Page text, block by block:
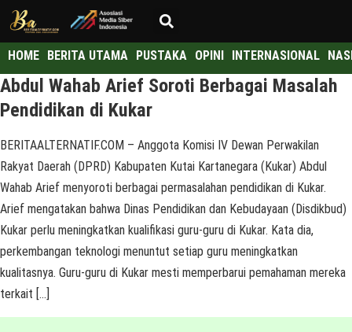
HOME BERITA UTAMA PUSTAKA OPINI INTERNASIONAL
Abdul Wahab Arief Soroti Berbagai Masalah
Pendidikan di Kukar
BERITAALTERNATIF.COM – Anggota Komisi IV Dewan Perwakilan
Rakyat Daerah (DPRD) Kabupaten Kutai Kartanegara (Kukar) Abdul
Wahab Arief menyoroti berbagai permasalahan pendidikan di Kukar.
Arief mengatakan bahwa Dinas Pendidikan dan Kebudayaan (Disdikbud)
Kukar perlu meningkatkan kualifikasi guru-guru di Kukar. Kata dia,
perkembangan teknologi menuntut setiap guru meningkatkan
kualitasnya. Guru-guru di Kukar mesti memperbarui pemahaman mereka
terkait […]